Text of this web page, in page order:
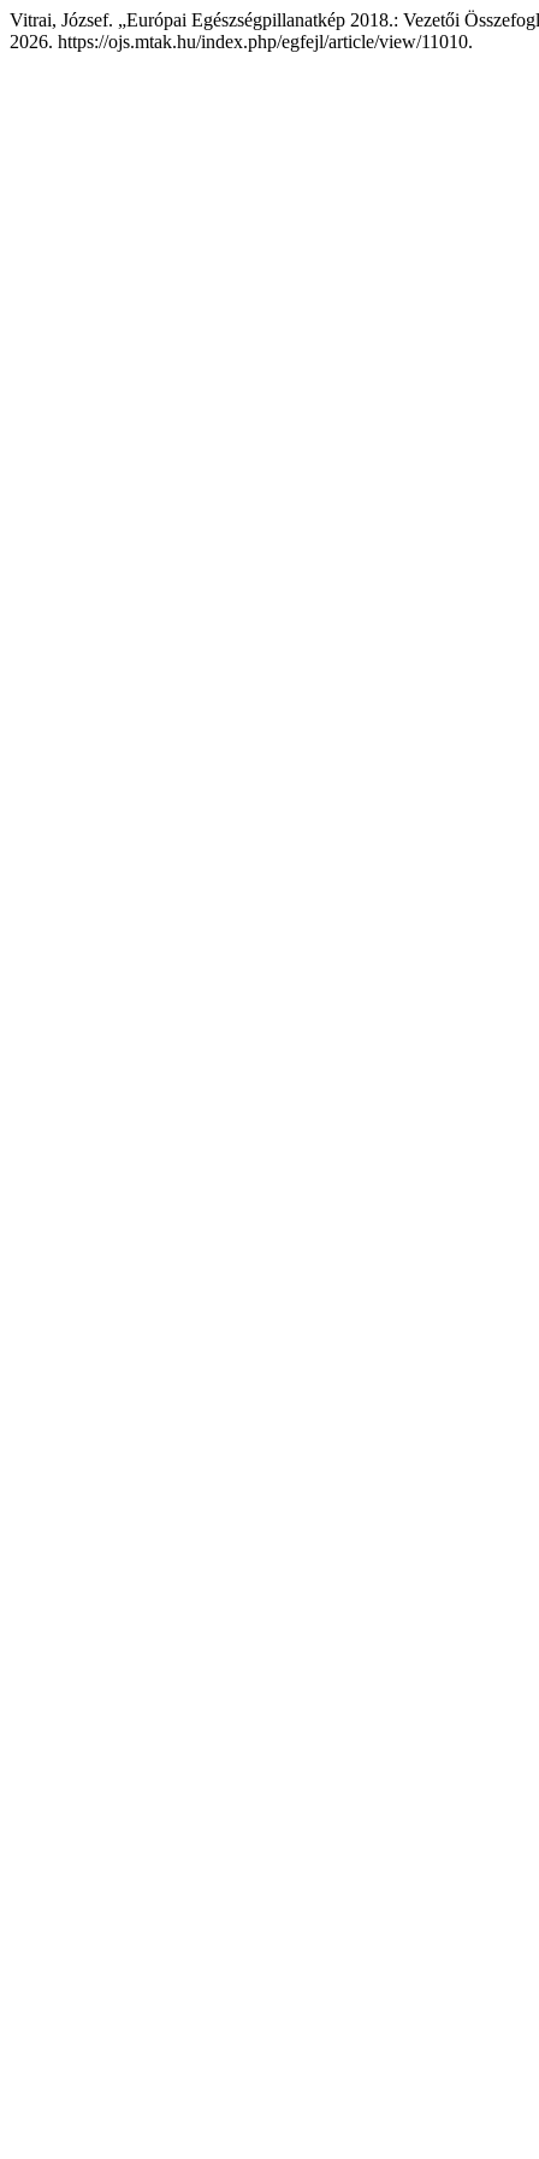
Vitrai, József. „Európai Egészségpillanatkép 2018.: Vezetői
2026. https://ojs.mtak.hu/index.php/egfejl/article/view/11010.